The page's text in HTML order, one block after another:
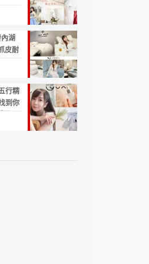
湖
皮耐
明
行精
到你
・